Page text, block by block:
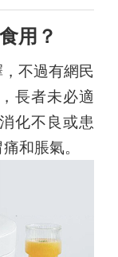
用？
不過有網民
長者未必適
化不良或患
和脹氣。